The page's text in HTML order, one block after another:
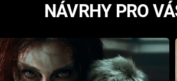
NÁVRHY PRO